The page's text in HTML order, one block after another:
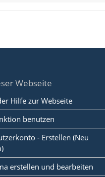
Webseite
Hilfe zur Webseite
benutzen
- Erstellen (Neu
erstellen und bearbeiten